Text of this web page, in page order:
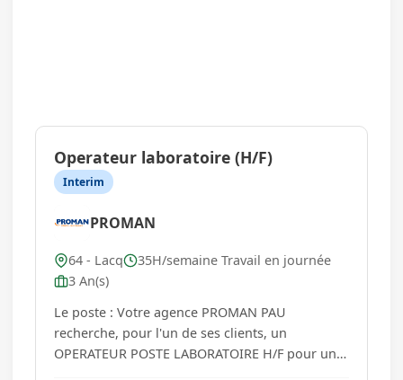
Operateur laboratoire (H/F)
Interim
PROMAN
64 - Lacq
35H/semaine Travail en journée
3 An(s)
Le poste : Votre agence PROMAN PAU
recherche, pour l'un de ses clients, un
OPERATEUR POSTE LABORATOIRE H/F pour une